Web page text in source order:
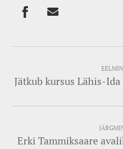
Jätkub kursus Lähis-
Erki Tammiksaare